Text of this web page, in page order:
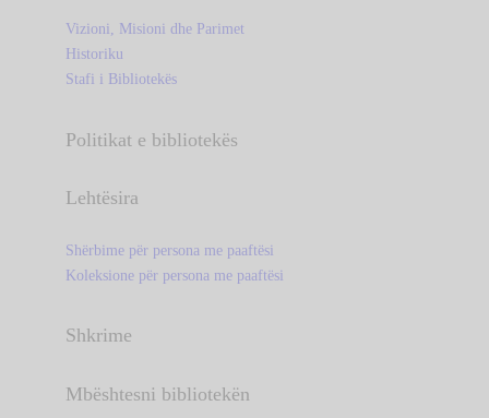
Vizioni, Misioni dhe Parimet
Historiku
Stafi i Bibliotekës
Politikat e bibliotekës
Lehtësira
Shërbime për persona me paaftësi
Koleksione për persona me paaftësi
Shkrime
Mbështesni bibliotekën